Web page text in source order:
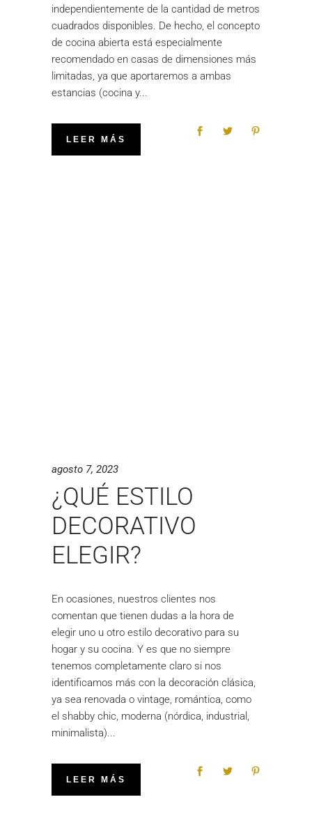
independientemente de la cantidad de metros
cuadrados disponibles. De hecho, el concepto
de cocina abierta está especialmente
recomendado en casas de dimensiones más
limitadas, ya que aportaremos a ambas
estancias (cocina y
LEER MÁS
agosto 7, 2023
¿QUÉ ESTILO
DECORATIVO
ELEGIR?
En ocasiones, nuestros clientes nos
comentan que tienen dudas a la hora de
elegir uno u otro estilo decorativo para su
hogar y su cocina. Y es que no siempre
tenemos completamente claro si nos
identificamos más con la decoración clásica,
ya sea renovada o vintage, romántica, como
el shabby chic, moderna (nórdica, industrial,
minimalista)
LEER MÁS